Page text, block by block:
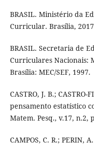
BRASIL. Ministério da
Curricular. Brasília, 2017
BRASIL. Secretaria de
Curriculares Nacionais:
Brasília: MEC/SEF, 1997.
CASTRO, J. B.;
pensamento estatístico
Matem. Pesq., v.17, n.2,
CAMPOS, C. R.; PERIN,